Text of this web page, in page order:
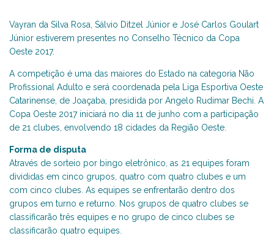
Vayran da Silva Rosa, Sálvio Ditzel Júnior e José Carlos Goulart
Júnior estiverem presentes no Conselho Técnico da Copa
Oeste 2017.
A competição é uma das maiores do Estado na categoria Não
Profissional Adulto e será coordenada pela Liga Esportiva Oeste
Catarinense, de Joaçaba, presidida por Angelo Rudimar Bechi. A
Copa Oeste 2017 iniciará no dia 11 de junho com a participação
de 21 clubes, envolvendo 18 cidades da Região Oeste.
Forma de disputa
Através de sorteio por bingo eletrônico, as 21 equipes foram
divididas em cinco grupos, quatro com quatro clubes e um
com cinco clubes. As equipes se enfrentarão dentro dos
grupos em turno e returno. Nos grupos de quatro clubes se
classificarão três equipes e no grupo de cinco clubes se
classificarão quatro equipes.